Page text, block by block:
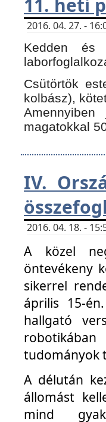
11. heti
2016. 04. 27. -
Kedden és
Csütörtök
kolbász),
Amennyiben
magatokkal
IV.
2016. 04. 18. -
A közel
öntevékeny
sikerrel
április 15-
hallgató
tudományok
A délután
állomást
mind